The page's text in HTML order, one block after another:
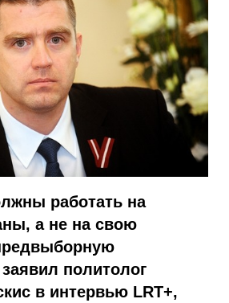
работать на
а не на свою
политолог
в интервью LRT+,